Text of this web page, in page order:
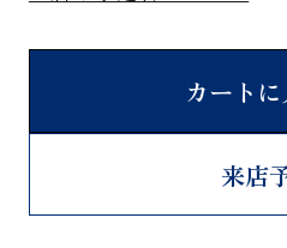
カート
来店